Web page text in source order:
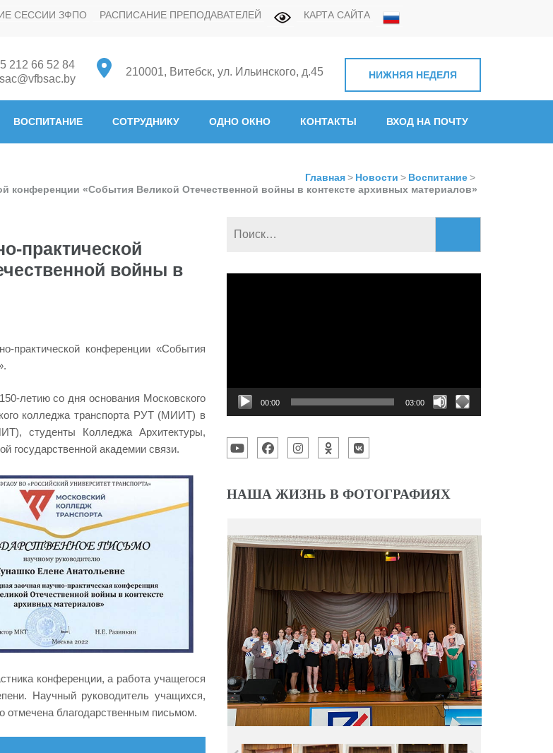
СЕССИИ ЗФПО РАСПИСАНИЕ ПРЕПОДАВАТЕЛЕЙ КАРТА САЙТА
государственная академия связи"
НИЖНЯЯ НЕДЕЛЯ
210001, Витебск, ул. Ильинского, д.45
212 66 52 84
ВОСПИТАНИЕ СОТРУДНИКУ ОДНО ОКНО КОНТАКТЫ ВХОД НА ПОЧТУ
Главная> Новости > Воспитание>
конференции «События Великой Отечественной войны в контексте архивных материалов»
практической
войны в
практической конференции «События
летию со дня основания Московского
колледжа транспорта РУТ (МИИТ) в
студенты Колледжа Архитектуры,
государственной академии связи.
конференции, а работа учащегося
Научный руководитель учащихся,
благодарственным письмом.
00:00 03:00
НАША ЖИЗНЬ В ФОТОГРАФИЯХ